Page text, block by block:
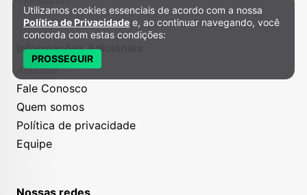
Informações Adicionais
Anuncie
Fale Conosco
Quem somos
Política de privacidade
Equipe
Política de Privacidade e Cookies
Utilizamos cookies essenciais de acordo com a nossa
Política de Privacidade e, ao continuar navegando, você
concorda com estas condições:
PROSSEGUIR